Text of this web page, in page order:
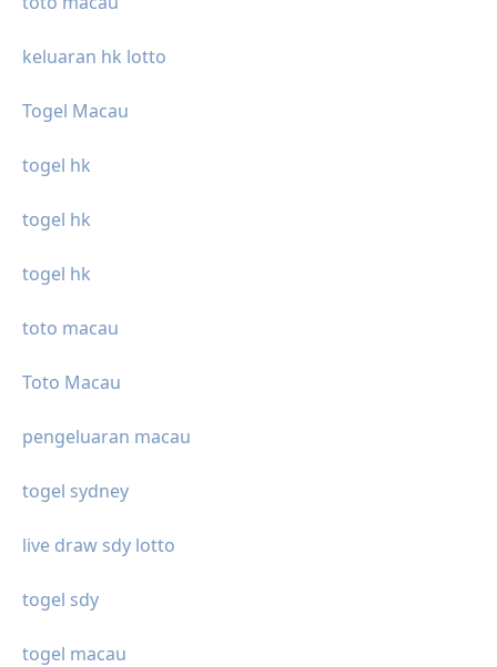
keluaran hk lotto
Togel Macau
togel hk
togel hk
togel hk
toto macau
Toto Macau
pengeluaran macau
togel sydney
live draw sdy lotto
togel sdy
togel macau